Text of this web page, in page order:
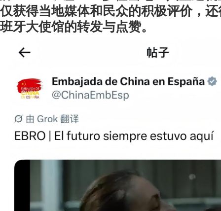
仅获得当地媒体和民众的积极评价，
班牙大使馆的转发与点赞。